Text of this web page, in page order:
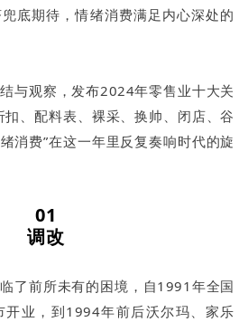
底期待，情绪消费满足内心深处的
与观察，发布2024年零售业十大关
扣、配料表、裸采、换帅、闭店、谷
消费”在这一年里反复奏响时代的旋
01
调改
了前所未有的困境，自1991年全国
开业，到1994年前后沃尔玛、家乐